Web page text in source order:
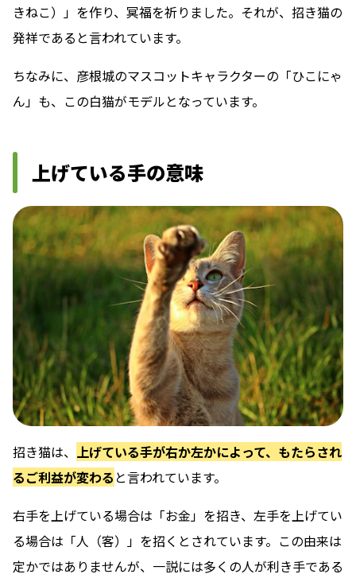
きねこ）」を作り、冥福を祈りました。それが、招き猫の
発祥であると言われています。
ちなみに、彦根城のマスコットキャラクターの「ひこにゃ
ん」も、この白猫がモデルとなっています。
上げている手の意味
招き猫は、 上げている手が右か左かによって、もたらされ
るご利益が変わる と言われています。
右手を上げている場合は「お金」を招き、左手を上げてい
る場合は「人（客）」を招くとされています。この由来は
定かではありませんが、一説には多くの人が利き手である